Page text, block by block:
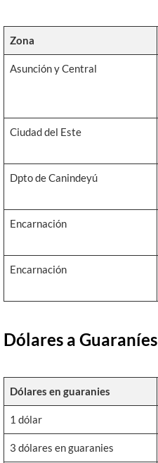
Zona
Asunción y Central
Ciudad del Este
Dpto de Canindeyú
Encarnación
Encarnación
Dólares a Guaraníes
Dólares en guaranies
1 dólar
3 dólares en guaranies